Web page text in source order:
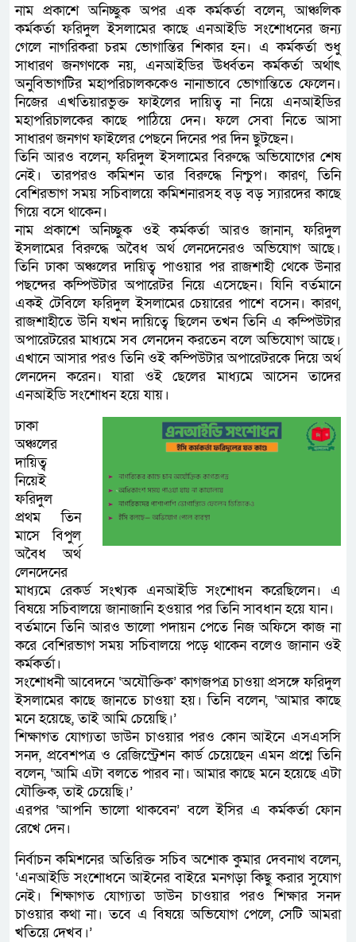
নাম প্রকাশে অনিচ্ছুক অপর এক কর্মকর্তা বলেন, আঞ্চলিক
কর্মকর্তা ফরিদুল ইসলামের কাছে এনআইডি সংশোধনের জন্য
গেলে নাগরিকরা চরম ভোগান্তির শিকার হন। এ কর্মকর্তা শুধু
সাধারণ জনগণকে নয়, এনআইডির ঊর্ধ্বতন কর্মকর্তা অর্থাৎ
অনুবিভাগটির মহাপরিচালককেও নানাভাবে ভোগান্তিতে ফেলেন।
নিজের এখতিয়ারভুক্ত ফাইলের দায়িত্ব না নিয়ে এনআইডির
মহাপরিচালকের কাছে পাঠিয়ে দেন। ফলে সেবা নিতে আসা
সাধারণ জনগণ ফাইলের পেছনে দিনের পর দিন ছুটছেন।
তিনি আরও বলেন, ফরিদুল ইসলামের বিরুদ্ধে অভিযোগের শেষ
নেই। তারপরও কমিশন তার বিরুদ্ধে নিশ্চুপ। কারণ, তিনি
বেশিরভাগ সময় সচিবালয়ে কমিশনারসহ বড় বড় স্যারদের কাছে
গিয়ে বসে থাকেন।
নাম প্রকাশে অনিচ্ছুক ওই কর্মকর্তা আরও জানান, ফরিদুল
ইসলামের বিরুদ্ধে অবৈধ অর্থ লেনদেনেরও অভিযোগ আছে।
তিনি ঢাকা অঞ্চলের দায়িত্ব পাওয়ার পর রাজশাহী থেকে উনার
পছন্দের কম্পিউটার অপারেটর নিয়ে এসেছেন। যিনি বর্তমানে
একই টেবিলে ফরিদুল ইসলামের চেয়ারের পাশে বসেন। কারণ,
রাজশাহীতে উনি যখন দায়িত্বে ছিলেন তখন তিনি এ কম্পিউটার
অপারেটরের মাধ্যমে সব লেনদেন করতেন বলে অভিযোগ আছে।
এখানে আসার পরও তিনি ওই কম্পিউটার অপারেটরকে দিয়ে অর্থ
লেনদেন করেন। যারা ওই ছেলের মাধ্যমে আসেন তাদের
এনআইডি সংশোধন হয়ে যায়।
ঢাকা
অঞ্চলের
দায়িত্ব
নিয়েই
ফরিদুল
প্রথম তিন
মাসে বিপুল
অবৈধ অর্থ
লেনদেনের
মাধ্যমে রেকর্ড সংখ্যক এনআইডি সংশোধন করেছিলেন। এ
বিষয়ে সচিবালয়ে জানাজানি হওয়ার পর তিনি সাবধান হয়ে যান।
বর্তমানে তিনি আরও ভালো পদায়ন পেতে নিজ অফিসে কাজ না
করে বেশিরভাগ সময় সচিবালয়ে পড়ে থাকেন বলেও জানান ওই
কর্মকর্তা।
সংশোধনী আবেদনে ‘অযৌক্তিক’ কাগজপত্র চাওয়া প্রসঙ্গে ফরিদুল
ইসলামের কাছে জানতে চাওয়া হয়। তিনি বলেন, ‘আমার কাছে
মনে হয়েছে, তাই আমি চেয়েছি।’
শিক্ষাগত যোগ্যতা ডাউন চাওয়ার পরও কোন আইনে এসএসসি
সনদ, প্রবেশপত্র ও রেজিস্ট্রেশন কার্ড চেয়েছেন এমন প্রশ্নে তিনি
বলেন, ‘আমি এটা বলতে পারব না। আমার কাছে মনে হয়েছে এটা
যৌক্তিক, তাই চেয়েছি।’
এরপর ‘আপনি ভালো থাকবেন’ বলে ইসির এ কর্মকর্তা ফোন
রেখে দেন।
নির্বাচন কমিশনের অতিরিক্ত সচিব অশোক কুমার দেবনাথ বলেন,
‘এনআইডি সংশোধনে আইনের বাইরে মনগড়া কিছু করার সুযোগ
নেই। শিক্ষাগত যোগ্যতা ডাউন চাওয়ার পরও শিক্ষার সনদ
চাওয়ার কথা না। তবে এ বিষয়ে অভিযোগ পেলে, সেটি আমরা
খতিয়ে দেখব।’